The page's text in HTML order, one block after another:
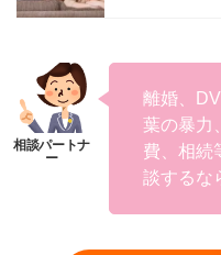
離婚、
葉の暴力
費、相続
談するな